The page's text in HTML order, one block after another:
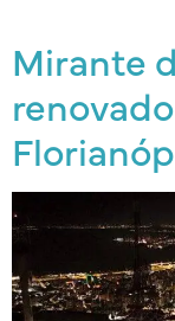
Mirante